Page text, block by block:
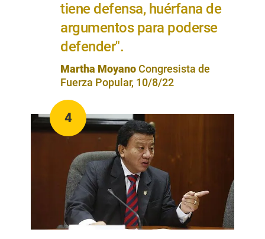
tiene defensa, huérfana de
argumentos para poderse
defender".
Martha MoyanoCongresista de
Fuerza Popular, 10/8/22
4